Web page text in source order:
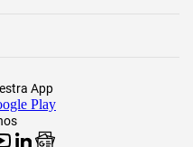
App
Play